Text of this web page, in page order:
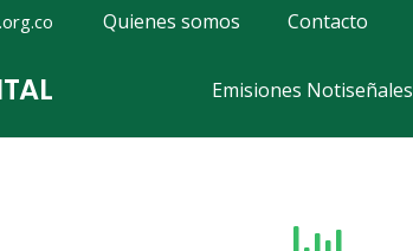
Quienes somos Contacto
Emisiones Notiseñales